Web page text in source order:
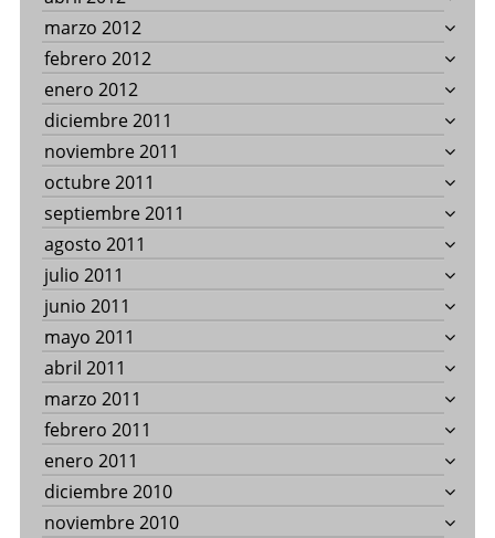
marzo 2012
febrero 2012
enero 2012
diciembre 2011
noviembre 2011
octubre 2011
septiembre 2011
agosto 2011
julio 2011
junio 2011
mayo 2011
abril 2011
marzo 2011
febrero 2011
enero 2011
diciembre 2010
noviembre 2010